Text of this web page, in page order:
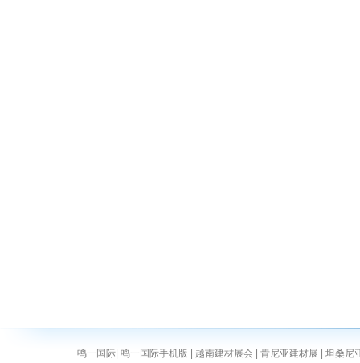
鸣一国际| 鸣一国际手机版 越南建材展会| 肯尼亚建材展
坦桑尼